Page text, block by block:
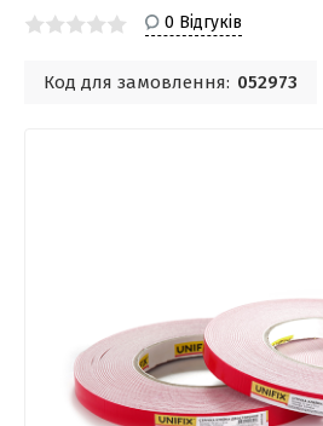
0 Відгуків
Код для замовлення: 052973